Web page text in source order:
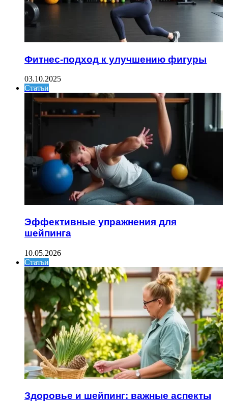
Фитнес-подход к улучшению фигуры
03.10.2025
Статьи
Эффективные упражнения для
шейпинга
10.05.2026
Статьи
Здоровье и шейпинг: важные аспекты